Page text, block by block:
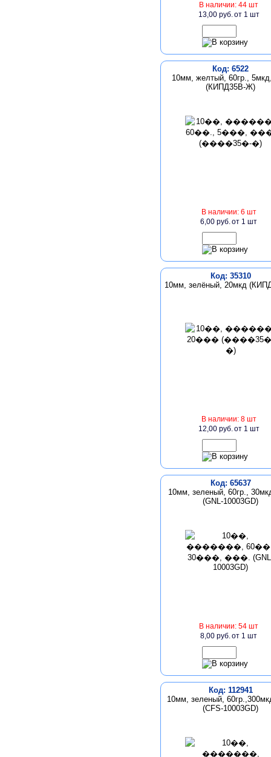
В наличии: 44 шт
13,00 руб.от 1 шт
Код: 6522
10мм, желтый, 60гр.,
(КИПД35В-Ж)
В наличии: 6 шт
6,00 руб.от 1 шт
Код: 35310
10мм, зелёный, 20мкд
В наличии: 8 шт
12,00 руб.от 1 шт
Код: 65637
10мм, зеленый, 60гр.,
(GNL-10003GD)
В наличии: 54 шт
8,00 руб.от 1 шт
Код: 112941
10мм, зеленый,
(CFS-10003GD)